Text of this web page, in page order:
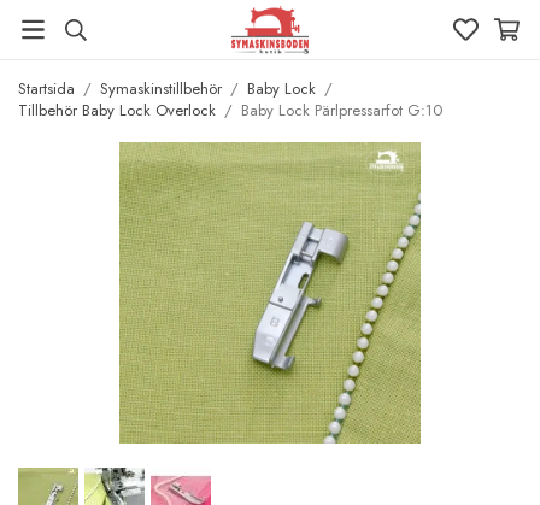
Startsida / Symaskinstillbehör / Baby Lock /
Tillbehör Baby Lock Overlock / Baby Lock Pärlpressarfot G:10